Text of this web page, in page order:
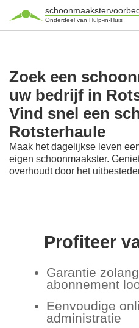
Onderdeel van Hulp-in-Huis
Zoek een
uw bedrijf in
Vind snel een
Rotsterhaule
Maak het dagelijkse leven
eigen schoonmaakster.
overhoudt door het
Profiteer
Garantie
abonnement
Eenvoudige
administratie